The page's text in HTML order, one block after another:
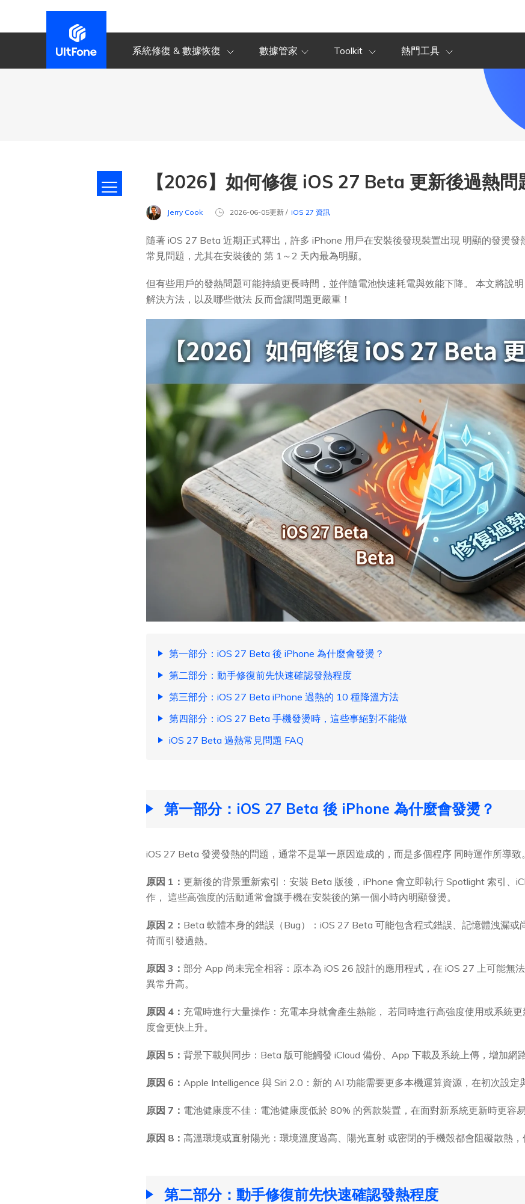
系統修復 & 數據恢復 數據管家 Toolkit 熱門工具
【2026】如何修復 iOS 27 Beta 更新後過熱問
Jerry Cook 2026-06-05更新 / iOS 27 資訊
隨著 iOS 27 Beta 近期正式釋出，許多 iPhone 用戶在安裝後發現裝置出現 明顯的發燙
常見問題，尤其在安裝後的 第 1～2 天內最為明顯。
但有些用戶的發熱問題可能持續更長時間，並伴隨電池快速耗電與效能下降。 本文將說
解決方法，以及哪些做法 反而會讓問題更嚴重！
第一部分：iOS 27 Beta 後 iPhone 為什麼會發燙？
第二部分：動手修復前先快速確認發熱程度
第三部分：iOS 27 Beta iPhone 過熱的 10 種降溫方法
第四部分：iOS 27 Beta 手機發燙時，這些事絕對不能做
iOS 27 Beta 過熱常見問題 FAQ
第一部分：iOS 27 Beta 後 iPhone 為什麼會發燙？
iOS 27 Beta 發燙發熱的問題，通常不是單一原因造成的，而是多個程序 同時運作所導致
原因 1： 更新後的背景重新索引：安裝 Beta 版後，iPhone 會立即執行 Spotlight 索引、
作， 這些高強度的活動通常會讓手機在安裝後的第一個小時內明顯發燙。
原因 2： Beta 軟體本身的錯誤（Bug）：iOS 27 Beta 可能包含程式錯誤、記憶體洩漏或
荷而引發過熱。
原因 3： 部分 App 尚未完全相容：原本為 iOS 26 設計的應用程式，在 iOS 27 上可能無
異常升高。
原因 4： 充電時進行大量操作：充電本身就會產生熱能， 若同時進行高強度使用或系統
度會更快上升。
原因 5： 背景下載與同步：Beta 版可能觸發 iCloud 備份、App 下載及系統上傳，增加網
原因 6： Apple Intelligence 與 Siri 2.0：新的 AI 功能需要更多本機運算資源，在初次設定
原因 7： 電池健康度不佳：電池健康度低於 80% 的舊款裝置，在面對新系統更新時更容易
原因 8： 高溫環境或直射陽光：環境溫度過高、陽光直射 或密閉的手機殼都會阻礙散熱，
第二部分：動手修復前先快速確認發熱程度